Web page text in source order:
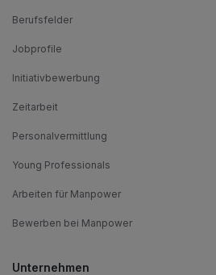
Berufsfelder
Jobprofile
Initiativbewerbung
Zeitarbeit
Personalvermittlung
Young Professionals
Arbeiten für Manpower
Bewerben bei Manpower
Unternehmen